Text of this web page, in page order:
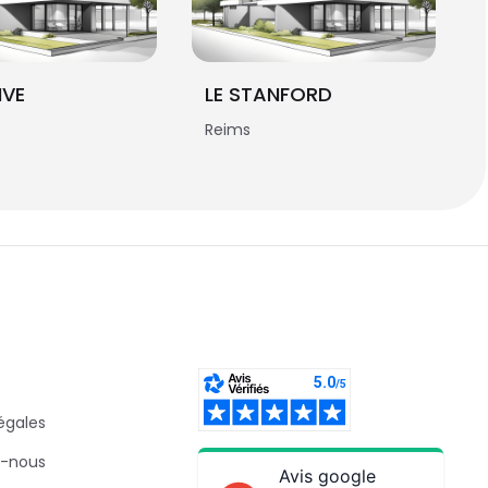
LE STANFORD
Reims
nous
Avis google